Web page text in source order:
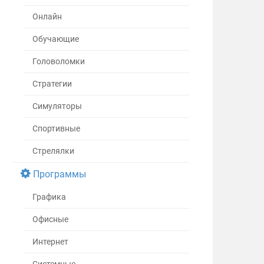
Онлайн
Обучающие
Головоломки
Стратегии
Симуляторы
Спортивные
Стрелялки
Программы
Графика
Офисные
Интернет